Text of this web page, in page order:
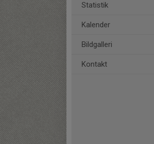
Statistik
Kalender
Bildgalleri
Kontakt